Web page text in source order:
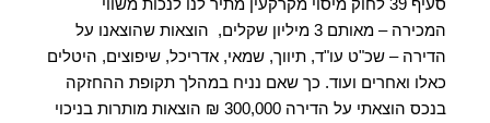
המכירה – מאותם 3 מיליון שקלים, הוצאות שהוצאנו על
הדירה – שכ"ט עו"ד, תיווך, שמאי, אדריכל, שיפוצים, היטלים
כאלו ואחרים ועוד. כך שאם נניח במהלך תקופת ההחזקה
בנכס הוצאתי על הדירה 300,000 ₪ הוצאות מותרות בניכוי